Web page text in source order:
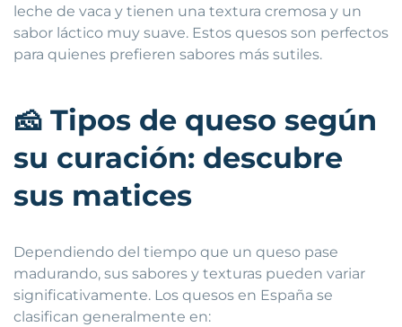
leche de vaca y tienen una textura cremosa y un
sabor láctico muy suave. Estos quesos son perfectos
para quienes prefieren sabores más sutiles.
🧀 Tipos de queso según
su curación: descubre
sus matices
Dependiendo del tiempo que un queso pase
madurando, sus sabores y texturas pueden variar
significativamente. Los quesos en España se
clasifican generalmente en: